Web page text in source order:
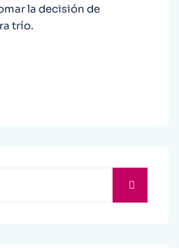
la decisión de
trío.